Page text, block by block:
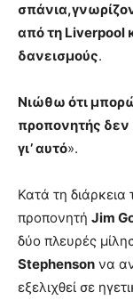
από τη Liverpool
δανεισμούς.
Νιώθω ότι
προπονητής δεν
γι’ αυτό».
Κατά τη
προπονητή Jim
δύο πλευρές
Stephenson να
εξελιχθεί σε